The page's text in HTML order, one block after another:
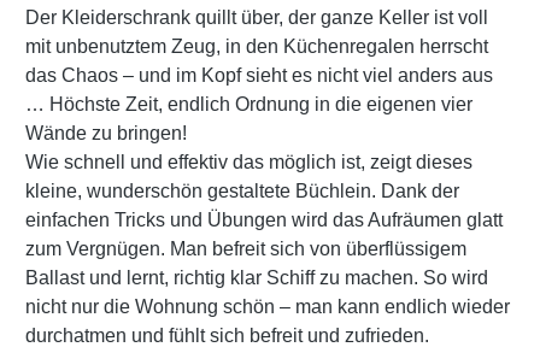
Der Kleiderschrank quillt über, der ganze Keller ist voll
mit unbenutztem Zeug, in den Küchenregalen herrscht
das Chaos – und im Kopf sieht es nicht viel anders aus
… Höchste Zeit, endlich Ordnung in die eigenen vier
Wände zu bringen!
Wie schnell und effektiv das möglich ist, zeigt dieses
kleine, wunderschön gestaltete Büchlein. Dank der
einfachen Tricks und Übungen wird das Aufräumen glatt
zum Vergnügen. Man befreit sich von überflüssigem
Ballast und lernt, richtig klar Schiff zu machen. So wird
nicht nur die Wohnung schön – man kann endlich wieder
durchatmen und fühlt sich befreit und zufrieden.